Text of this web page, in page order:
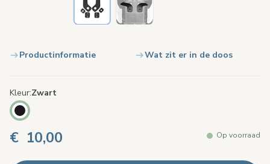
Productinformatie Wat zit er in de doos
Kleur Zwart
€ 10,00 Op voorraad